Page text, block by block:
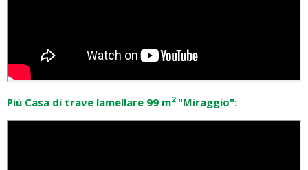
Più Casa di trave lamellare 99 m2"Miraggio":